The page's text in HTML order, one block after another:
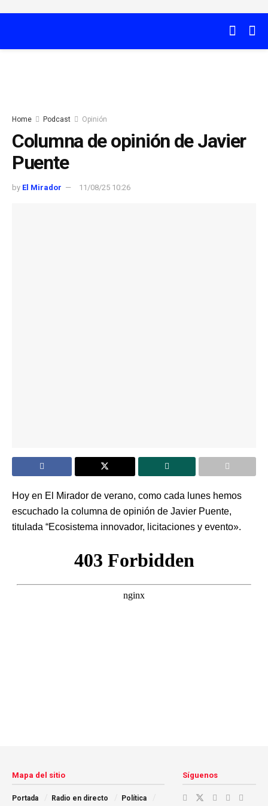
Home Podcast Opinión
Columna de opinión de Javier
Puente
by El Mirador 11/08/25 10:26
Hoy en El Mirador de verano, como cada lunes hemos
escuchado la columna de opinión de Javier Puente,
titulada “Ecosistema innovador, licitaciones y evento».
Mapa del sitio
Portada Radio en directo Política
Síguenos